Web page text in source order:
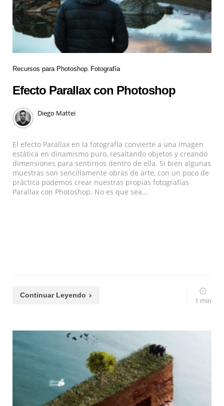
Recursos para Photoshop Fotografía
Efecto Parallax con Photoshop
Diego Mattei
El efecto Parallax en la fotografía convierte a una imagen
estática en dinamismo puro, resaltando objetos y creando
dimensiones para sentirnos dentro de ella. Si bien algunas
muestras son sencillamente obras de arte, con un poco de
práctica podemos crear nuestras propias fotografías
Parallax con Photoshop. No es que sea...
Continuar Leyendo
1 min